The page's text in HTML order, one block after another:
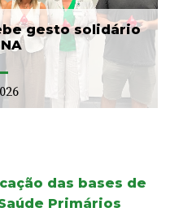
gesto solidário
das bases de
Primários